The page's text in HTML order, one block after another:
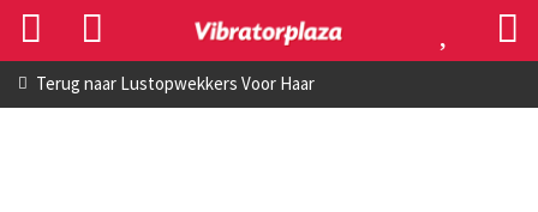
Terug naar Lustopwekkers Voor Haar